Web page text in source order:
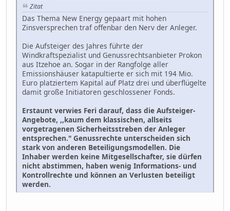
Zitat
Das Thema New Energy gepaart mit hohen
Zinsversprechen traf offenbar den Nerv der Anleger.
Die Aufsteiger des Jahres führte der
Windkraftspezialist und Genussrechtsanbieter Prokon
aus Itzehoe an. Sogar in der Rangfolge aller
Emissionshäuser katapultierte er sich mit 194 Mio.
Euro platziertem Kapital auf Platz drei und überflügelte
damit große Initiatoren geschlossener Fonds.
Erstaunt verwies Feri darauf, dass die Aufsteiger-
Angebote, ,,kaum dem klassischen, allseits
vorgetragenen Sicherheitsstreben der Anleger
entsprechen." Genussrechte unterscheiden sich
stark von anderen Beteiligungsmodellen. Die
Inhaber werden keine Mitgesellschafter, sie dürfen
nicht abstimmen, haben wenig Informations- und
Kontrollrechte und können an Verlusten beteiligt
werden.